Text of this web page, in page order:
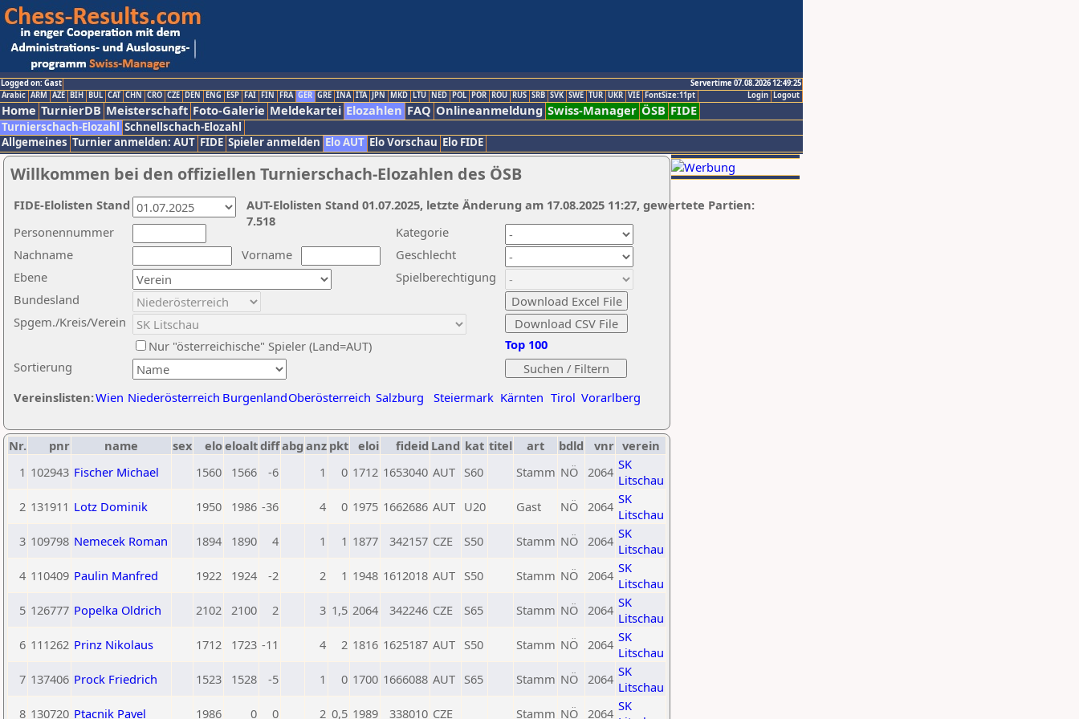
Logged on: Gast
Servertime 07.08.2026 12:49:25
Logout
Login
Arabic ARM AZE BIH BUL CAT CHN CRO CZE DEN ENG ESP FAI FIN FRA GER GRE INA ITA JPN MKD LTU NED POL POR ROU RUS SRB SVK SWE TUR UKR VIE FontSize:11pt
Home TurnierDB Meisterschaft Foto-Galerie Meldekartei Elozahlen FAQ Onlineanmeldung Swiss-Manager ÖSB FIDE
Turnierschach-Elozahl Schnellschach-Elozahl
Allgemeines Turnier anmelden: AUT FIDE Spieler anmelden Elo AUT Elo Vorschau Elo FIDE
Willkommen bei den offiziellen Turnierschach-Elozahlen des ÖSB
Nachname
Vorname
Ebene
Kategorie
Sortierung
Personennummer
Bundesland
Spgem./Kreis/Verein
Geschlecht
Nur "österreichische" Spieler (Land=AUT)
Spielberechtigung
Vereinslisten:Wien Niederösterreich BurgenlandOberösterreich Salzburg Steiermark Kärnten Tirol Vorarlberg
Top 100
AUT-Elolisten Stand 01.07.2025, letzte Änderung am 17.08.2025 11:27, gewertete Partien:
7.518
FIDE-Elolisten Stand
Nr. pnr name sex eloeloaltdiffabg anz pkt eloi fideid Land kat titel art bdld vnr verein
1 102943 Fischer Michael 1560 1566 -6 1 0 1712 1653040 AUT S60 Stamm NÖ 2064 SK
Litschau
2 131911 Lotz Dominik 1950 1986 -36 4 0 1975 1662686 AUT U20 Gast NÖ 2064 SK
Litschau
3 109798 Nemecek Roman 1894 1890 4 1 1 1877 342157 CZE S50 Stamm NÖ 2064 SK
Litschau
4 110409 Paulin Manfred 1922 1924 -2 2 1 1948 1612018 AUT S50 Stamm NÖ 2064 SK
Litschau
5 126777 Popelka Oldrich 2102 2100 2 3 1,5 2064 342246 CZE S65 Stamm NÖ 2064 SK
Litschau
6 111262 Prinz Nikolaus 1712 1723 -11 4 2 1816 1625187 AUT S50 Stamm NÖ 2064 SK
Litschau
7 137406 Prock Friedrich 1523 1528 -5 1 0 1700 1666088 AUT S65 Stamm NÖ 2064 SK
Litschau
8 130720 Ptacnik Pavel 1986 0 0 2 0,5 1989 338010 CZE Stamm NÖ 2064 SK